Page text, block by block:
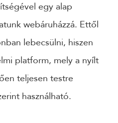
egy alap
webáruházzá. Ettől
lebecsülni, hiszen
platform, mely a nyílt
teljesen testre
használható.